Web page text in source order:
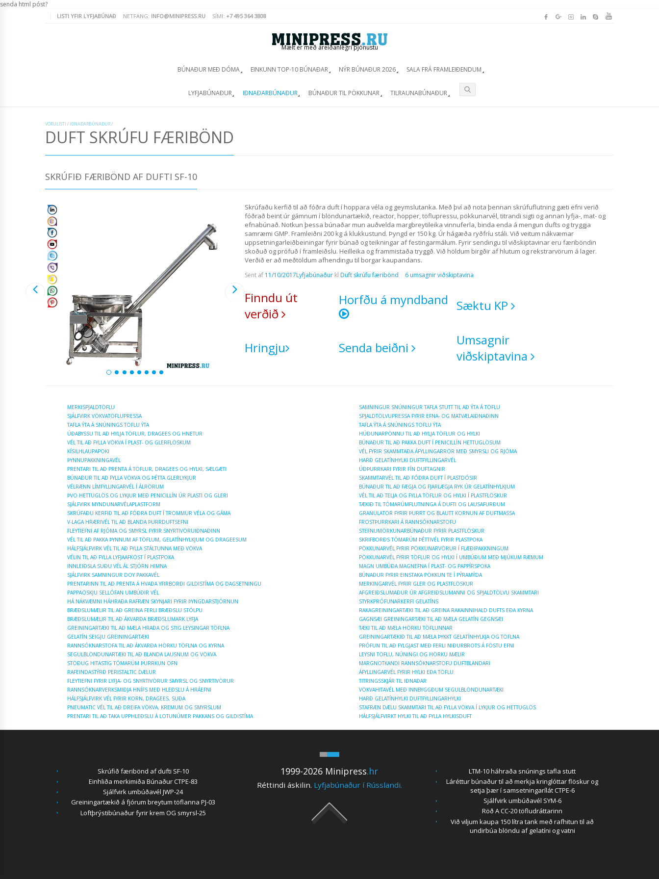
senda html póst?
LISTI YFIR LYFJABÚNAÐ NETFANG: INFO@MINIPRESS.RU SÍMI: +7 495 364 3808
Mælt er með áreiðanlegri þjónustu
BÚNAÐUR MEÐ DÓMA EINKUNN TOP-10 BÚNAÐAR NÝR BÚNAÐUR 2026 SALA FRÁ FRAMLEIÐENDUM
LYFJABÚNAÐUR IÐNAÐARBÚNAÐUR BÚNAÐUR TIL PÖKKUNAR TILRAUNABÚNAÐUR
VÖRULISTI / IÐNAÐARBÚNAÐUR/
DUFT SKRÚFU FÆRIBÖND
SKRÚFIÐ FÆRIBÖND AF DUFTI SF-10
Skrúfaðu kerfið til að fóðra duft í hoppara véla og geymslutanka. Með því að nota þennan skrúfuflutning gæti efni verið
fóðrað beint úr gámnum í blöndunartækið, reactor, hopper, töflupressu, pökkunarvél, titrandi sigti og annan lyfja-, mat- og
efnabúnað. Notkun þessa búnaðar mun auðvelda margbreytileika vinnuferla, binda enda á mengun dufts og tryggja
samræmi GMP. Framleiðni 200 kg á klukkustund. Þyngd er 150 kg. Úr hágæða ryðfríu stáli. Við veitum nákvæmar
uppsetningarleiðbeiningar fyrir búnað og teikningar af festingarmálum. Fyrir sendingu til viðskiptavinar eru færiböndin
skoðuð og prófuð í framleiðslu. Heilleika og frammistaða tryggð. Við höldum birgðir af hlutum og rekstrarvörum á lager.
Verðið er að meðtöldum afhendingu til borgar kaupandans.
Sent af 11/10/2017Lyfjabúnaður kl Duft skrúfu færibönd 6 umsagnir viðskiptavina
Finndu út
verðið
Horfðu á myndband Sæktu KP
Hringju Senda beiðni
Umsagnir
viðskiptavina
MERKISPJALDTÖFLU
SJÁLFVIRK VÖKVATÖFLUPRESSA
TAFLA ÝTA Á SNÚNINGS TÖFLU ÝTA
ÚÐABYSSU TIL AÐ HYLJA TÖFLUR, DRAGEES OG HNETUR
VÉL TIL AÐ FYLLA VÖKVA Í PLAST- OG GLERFLÖSKUM
KÍSILHLAUPAPOKI
ÞYNNUPAKKNINGAVÉL
PRENTARI TIL AÐ PRENTA Á TÖFLUR, DRAGEES OG HYLKI, SÆLGÆTI
BÚNAÐUR TIL AÐ FYLLA VÖKVA OG ÞÉTTA GLERLYKJUR
VÉLRÆNN LÍMFYLLINGARVÉL Í ÁLRÖRUM
ÞVO HETTUGLÖS OG LYKJUR MEÐ PENICILLÍN ÚR PLASTI OG GLERI
SJÁLFVIRK MYNDUNARVÉLAPLASTFORM
SKRÚFAÐU KERFIÐ TIL AÐ FÓÐRA DUFT Í TROMMUR VÉLA OG GÁMA
V-LAGA HRÆRIVÉL TIL AÐ BLANDA ÞURRDUFTSEFNI
FLEYTIEFNI AF RJÓMA OG SMYRSL FYRIR SNYRTIVÖRUIÐNAÐINN
VÉL TIL AÐ PAKKA ÞYNNUM AF TÖFLUM, GELATÍNHYLKJUM OG DRAGEESUM
HÁLFSJÁLFVIRK VÉL TIL AÐ FYLLA STÁLTUNNA MEÐ VÖKVA
VÉLIN TIL AÐ FYLLA LYFJAAFKÖST Í PLASTPOKA
INNLEIÐSLA SUÐU VÉL ÁL STJÓRN HIMNA
SJÁLFVIRK SAMNINGUR DOY PAKKAVÉL
PRENTARINN TIL AÐ PRENTA Á HVAÐA YFIRBORÐI GILDISTÍMA OG DAGSETNINGU
PAPPAÖSKJU SELLÓFAN UMBÚÐIR VÉL
HÁ NÁKVÆMNI HÁHRAÐA RAFRÆN SKYNJARI FYRIR ÞYNGDARSTJÓRNUN
BRÆÐSLUMÆLIR TIL AÐ GREINA FERLI BRÆÐSLU STÓLPU
BRÆÐSLUMÆLIR TIL AÐ ÁKVARÐA BRÆÐSLUMARK LYFJA
GREININGARTÆKI TIL AÐ MÆLA HRAÐA OG STIG LEYSINGAR TÖFLNA
GELATÍN SEIGJU GREININGARTÆKI
RANNSÓKNARSTOFA TIL AÐ ÁKVARÐA HÖRKU TÖFLNA OG KYRNA
SEGULBLÖNDUNARTÆKI TIL AÐ BLANDA LAUSNUM OG VÖKVA
STÖÐUG HITASTIG TÓMARÚM ÞURRKUN OFN
RAFEINDASTÝRÐ PERISTALTIC DÆLUR
FLEYTIEFNI FYRIR LYFJA- OG SNYRTIVÖRUR SMYRSL OG SNYRTIVÖRUR
RANNSÓKNARVERKSMIÐJA HNÍFS MEÐ HLEÐSLU Á HRÁEFNI
HÁLFSJÁLFVIRK VÉL FYRIR KORN, DRAGEES, SUÐA
PNEUMATIC VÉL TIL AÐ DREIFA VÖKVA, KREMUM OG SMYRSLUM
PRENTARI TIL AÐ TAKA UPPHLEÐSLU Á LOTUNÚMER PAKKANS OG GILDISTÍMA
SAMNINGUR SNÚNINGUR TAFLA STUTT TIL AÐ ÝTA Á TÖFLU
SPJALDTÖLVUPRESSA FYRIR EFNA- OG MATVÆLAIÐNAÐINN
TAFLA ÝTA Á SNÚNINGS TÖFLU ÝTA
HÚÐUNARPÖNNU TIL AÐ HYLJA TÖFLUR OG HYLKI
BÚNAÐUR TIL AÐ PAKKA DUFT Í PENICILLÍN HETTUGLÖSUM
VÉL FYRIR SKAMMTAÐA ÁFYLLINGARRÖR MEÐ SMYRSLI OG RJÓMA
HARÐ GELATÍNHYLKI DUFTFYLLINGARVÉL
ÚÐÞURRKARI FYRIR FÍN DUFTAGNIR
SKAMMTARVÉL TIL AÐ FÓÐRA DUFT Í PLASTDÓSIR
BÚNAÐUR TIL AÐ FÆGJA OG FJARLÆGJA RYK ÚR GELATÍNHYLKJUM
VÉL TIL AÐ TELJA OG FYLLA TÖFLUR OG HYLKI Í PLASTFLÖSKUR
TÆKIÐ TIL TÓMARÚMFLUTNINGA Á DUFTI OG LAUSAFURÐUM
GRANULATOR FYRIR ÞURRT OG BLAUTT KORNUN AF DUFTMASSA
FROSTÞURRKARI Á RANNSÓKNARSTOFU
STEFNUMÖRKUNARBÚNAÐUR FYRIR PLASTFLÖSKUR
SKRIFBORÐS TÓMARÚM ÞÉTTIVÉL FYRIR PLASTPOKA
PÖKKUNARVÉL FYRIR PÖKKUNARVÖRUR Í FLÆÐIPAKKNINGUM
PÖKKUNARVÉL FYRIR TÖFLUR OG HYLKI Í UMBÚÐUM MEÐ MJÚKUM RÆMUM
MAGN UMBÚÐA MAGNEFNA Í PLAST- OG PAPPÍRSPOKA
BÚNAÐUR FYRIR EINSTAKA PÖKKUN TE Í PÝRAMÝDA
MERKINGARVÉL FYRIR GLER OG PLASTFLÖSKUR
AFGREIÐSLUMAÐUR ÚR AFGREIÐSLUMANNI OG SPJALDTÖLVU SKAMMTARI
STYRKPRÓFUNARKERFI GELATÍNS
RAKAGREININGARTÆKI TIL AÐ GREINA RAKAINNIHALD DUFTS EÐA KYRNA
GAGNSÆI GREININGARTÆKI TIL AÐ MÆLA GELATÍN GEGNSÆI
TÆKI TIL AÐ MÆLA HÖRKU TÖFLUNNAR
GREININGARTÆKIÐ TIL AÐ MÆLA ÞYKKT GELATÍNHYLKJA OG TÖFLNA
PRÓFUN TIL AÐ FYLGJAST MEÐ FERLI NIÐURBROTS Á FÖSTU EFNI
LEYSNI TÖFLU, NÚNINGI OG HÖRKU MÆLIR
MARGNOTKANDI RANNSÓKNARSTOFU DUFTBLANDARI
ÁFYLLINGARVÉL FYRIR HYLKI EÐA TÖFLU
TITRINGSSKJÁR TIL IÐNAÐAR
VÖKVAHITAVÉL MEÐ INNBYGGÐUM SEGULBLÖNDUNARTÆKI
HARÐ GELATÍNHYLKI DUFTFYLLINGARHYLKI
STAFRÆN DÆLU SKAMMTARI TIL AÐ FYLLA VÖKVA Í LYKJUR OG HETTUGLÖS
HÁLFSJÁLFVIRKT HYLKI TIL AÐ FYLLA HYLKISDUFT
Skrúfið færibönd af dufti SF-10
Einhliða merkimiða Búnaður CTPE-83
Sjálfvirk umbúðavél JWP-24
Greiningartækið á fjórum breytum töflanna PJ-03
Loftþrýstibúnaður fyrir krem OG smyrsl-25
1999-2026 Minipress.hr
Réttindi áskilin. Lyfjabúnaður í Rússlandi.
LTM-10 háhraða snúnings tafla stutt
Láréttur búnaður til að merkja kringlóttar flöskur og
setja þær í samsetningarílát CTPE-6
Sjálfvirk umbúðavél SYM-6
Röð A CC-20 töfludráttarinn
Við viljum kaupa 150 lítra tank með rafhitun til að
undirbúa blöndu af gelatíni og vatni